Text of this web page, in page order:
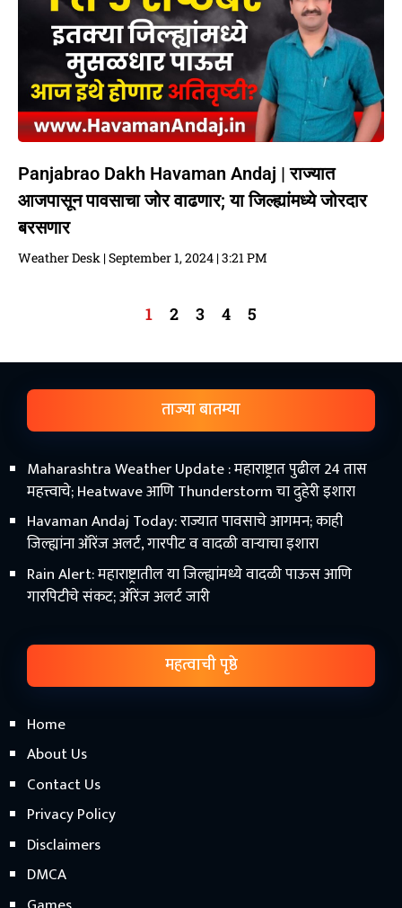
Panjabrao Dakh Havaman Andaj | राज्यात
आजपासून पावसाचा जोर वाढणार; या जिल्ह्यांमध्ये जोरदार
बरसणार
Weather Desk September 1, 2024 3:21 PM
1 2 3 4 5
ताज्या बातम्या
Maharashtra Weather Update : महाराष्ट्रात पुढील 24 तास
महत्त्वाचे; Heatwave आणि Thunderstorm चा दुहेरी इशारा
Havaman Andaj Today: राज्यात पावसाचे आगमन; काही
जिल्ह्यांना ऑरेंज अलर्ट, गारपीट व वादळी वाऱ्याचा इशारा
Rain Alert: महाराष्ट्रातील या जिल्ह्यांमध्ये वादळी पाऊस आणि
गारपिटीचे संकट; ऑरेंज अलर्ट जारी
महत्वाची पृष्ठे
Home
About Us
Contact Us
Privacy Policy
Disclaimers
DMCA